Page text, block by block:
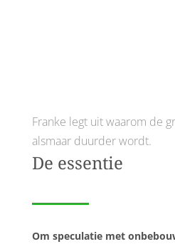
Franke legt uit waarom de
alsmaar duurder wordt.
De essentie
Om speculatie met